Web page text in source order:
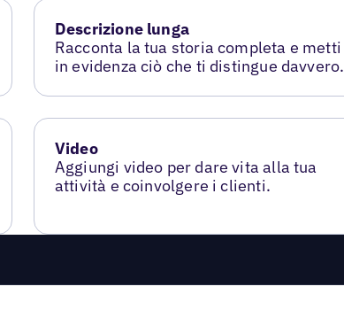
Descrizione lunga
Racconta la tua storia completa e metti
in evidenza ciò che ti distingue davvero.
Video
Aggiungi video per dare vita alla tua
attività e coinvolgere i clienti.